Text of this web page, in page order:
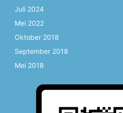
Juli 2024
Mei 2022
Oktober 2018
September 2018
Mei 2018